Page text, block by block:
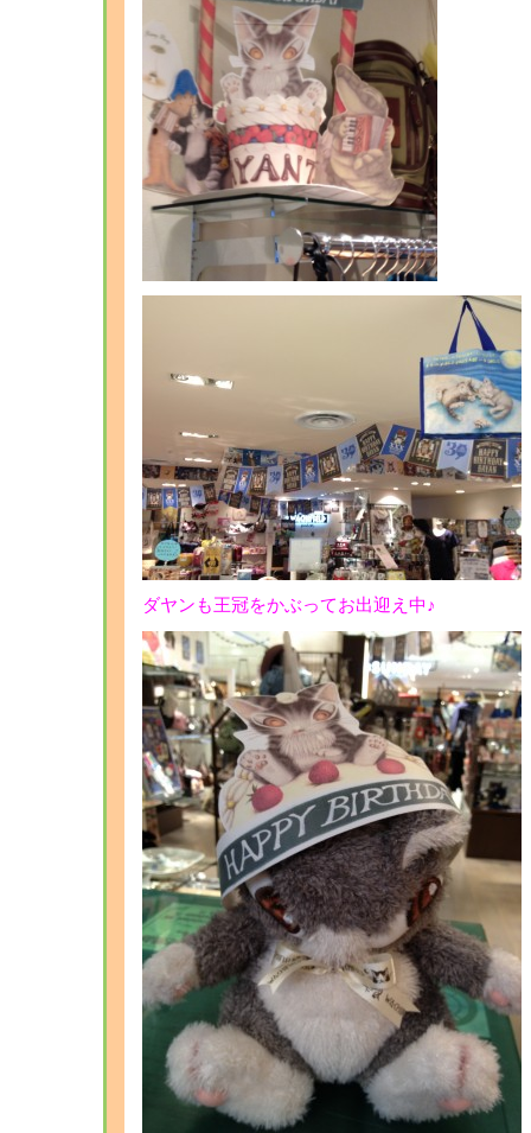
ダヤンも王冠をかぶってお出迎え中♪